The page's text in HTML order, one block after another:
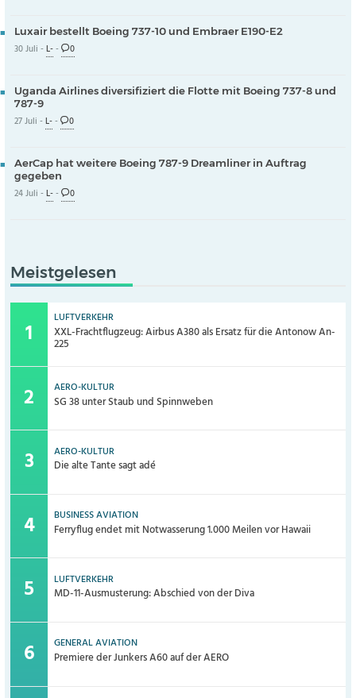
Luxair bestellt Boeing 737-10 und Embraer E190-E2
30 Juli -L-- 0
Uganda Airlines diversifiziert die Flotte mit Boeing 737-8 und
787-9
27 Juli -L-- 0
AerCap hat weitere Boeing 787-9 Dreamliner in Auftrag
gegeben
24 Juli -L-- 0
Meistgelesen
LUFTVERKEHR
XXL-Frachtflugzeug: Airbus A380 als Ersatz für die Antonow An-
225
AERO-KULTUR
SG 38 unter Staub und Spinnweben
AERO-KULTUR
Die alte Tante sagt adé
BUSINESS AVIATION
Ferryflug endet mit Notwasserung 1.000 Meilen vor Hawaii
LUFTVERKEHR
MD-11-Ausmusterung: Abschied von der Diva
GENERAL AVIATION
Premiere der Junkers A60 auf der AERO